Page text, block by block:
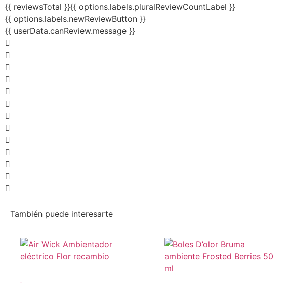
{{ reviewsTotal }}{{ options.labels.pluralReviewCountLabel }}
{{ options.labels.newReviewButton }}
{{ userData.canReview.message }}
También puede interesarte